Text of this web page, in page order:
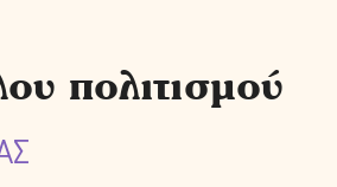
πολιτισμού